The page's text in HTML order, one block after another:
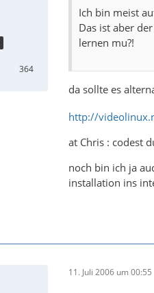
364
Ich bin meist
Das ist aber
lernen mu?!
da sollte es
http://
at Chris : codest
noch bin ich ja
installation ins
11. Juli 2006 um 00:55